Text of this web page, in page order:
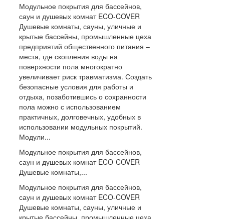
Модульное покрытия для бассейнов,
саун и душевых комнат ECO-COVER
Душевые комнаты, сауны, уличные и
крытые бассейны, промышленные цеха
предприятий общественного питания –
места, где скопления воды на
поверхности пола многократно
увеличивает риск травматизма. Создать
безопасные условия для работы и
отдыха, позаботившись о сохранности
пола можно с использованием
практичных, долговечных, удобных в
использовании модульных покрытий.
Модули...
Модульное покрытия для бассейнов,
саун и душевых комнат ECO-COVER
Душевые комнаты,...
Модульное покрытия для бассейнов,
саун и душевых комнат ECO-COVER
Душевые комнаты, сауны, уличные и
крытые бассейны, промышленные цеха